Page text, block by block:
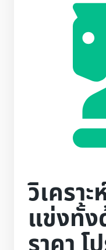
วิเครา
แข่งทั้ง